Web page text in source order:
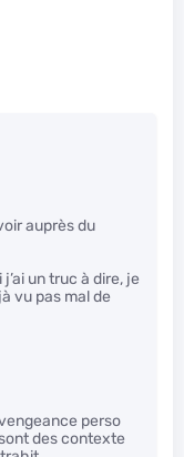
auprès du
un truc à dire, je
vu pas mal de
perso
des contexte